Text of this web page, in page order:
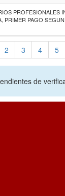
PROFESIONALES
PRIMER PAGO
2 3 4 5
de